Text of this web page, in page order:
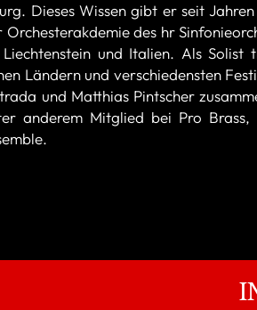
Dieses Wissen gibt er seit
des hr
und Italien. Als
Ländern und verschiedensten
und Matthias Pintscher
anderem Mitglied bei Pro